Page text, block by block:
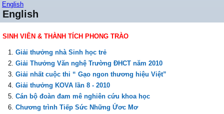
English
English
SINH VIÊN & THÀNH TÍCH PHONG TRÀO
Giải thưởng nhà Sinh học trẻ
Giải Thưởng Văn nghệ Trường ĐHCT năm 2010
Giải nhất cuộc thi “ Gạo ngon thương hiệu Việt”
Giải thưởng KOVA lần 8 - 2010
Cán bộ đoàn đam mê nghiên cứu khoa học
Chương trình Tiếp Sức Những Ứơc Mơ